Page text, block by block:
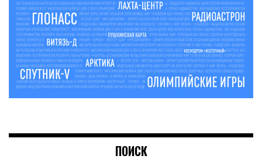
ПОИСК